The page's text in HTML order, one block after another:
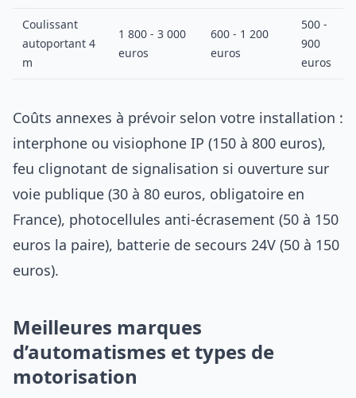
Coulissant
autoportant 4
m
1 800 - 3 000
euros
600 - 1 200
euros
500 -
900
euros
Coûts annexes à prévoir selon votre installation :
interphone ou visiophone IP (150 à 800 euros),
feu clignotant de signalisation si ouverture sur
voie publique (30 à 80 euros, obligatoire en
France), photocellules anti-écrasement (50 à 150
euros la paire), batterie de secours 24V (50 à 150
euros).
Meilleures marques
d’automatismes et types de
motorisation